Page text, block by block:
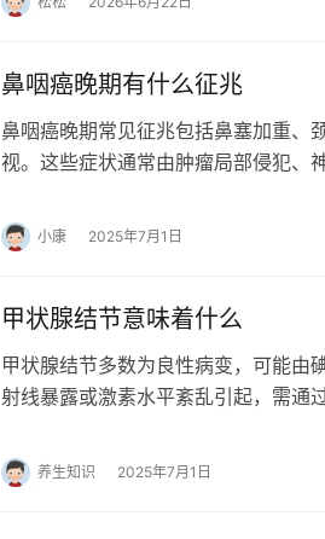
鼻咽癌晚期有什么征兆
鼻咽癌晚期常见征兆包括鼻塞加重、
视。这些症状通常由肿瘤局部侵犯、
小康 2025年7月1日
甲状腺结节意味着什么
甲状腺结节多数为良性病变，可能由
射线暴露或激素水平紊乱引起，需通
养生知识 2025年7月1日